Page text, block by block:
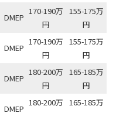
DMEP
170-190万
円
155-175万
円
DMEP
170-190万
円
155-175万
円
DMEP
180-200万
円
165-185万
円
DMEP
180-200万
165-185万